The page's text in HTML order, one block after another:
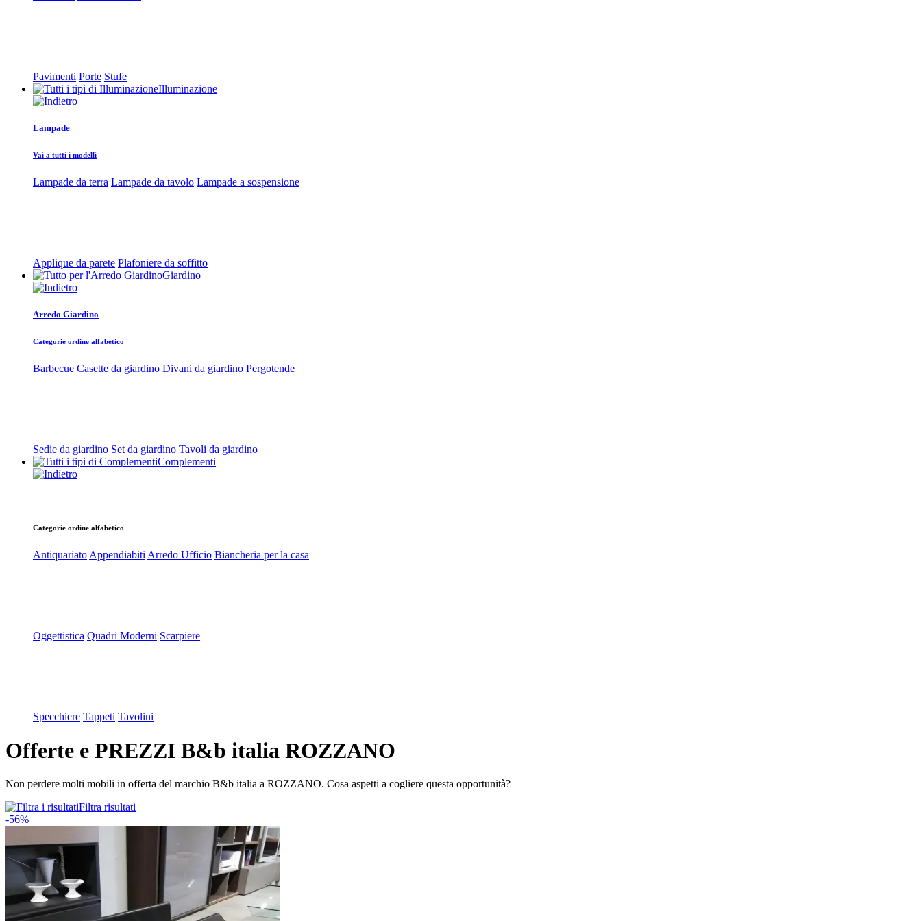
Pavimenti Porte Stufe
Illuminazione
Lampade
Vai a tutti i modelli
Lampade da terra Lampade da tavolo Lampade a sospensione
Applique da parete Plafoniere da soffitto
Giardino
Arredo Giardino
Categorie ordine alfabetico
Barbecue Casette da giardino Divani da giardino Pergotende
Sedie da giardino Set da giardino Tavoli da giardino
Complementi
Categorie ordine alfabetico
Antiquariato Appendiabiti Arredo Ufficio Biancheria per la casa
Oggettistica Quadri Moderni Scarpiere
Specchiere Tappeti Tavolini
Offerte e PREZZI B&b italia ROZZANO
Non perdere molti mobili in offerta del marchio B&b italia a ROZZANO. Cosa aspetti a cogliere questa opportunità?
Filtra risultati
-56%